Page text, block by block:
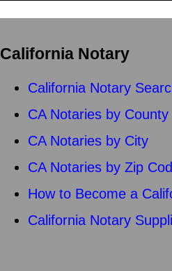
California Notary
California Notary
CA Notaries by County
CA Notaries by City
CA Notaries by Zip
How to Become a
California Notary